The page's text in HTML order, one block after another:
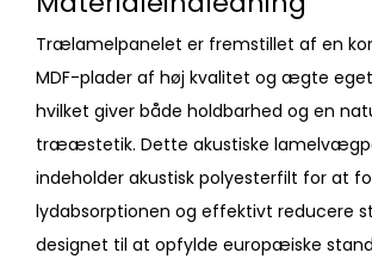
Trælamelpanelet er fremstillet af en
MDF-plader af høj kvalitet og ægte
hvilket giver både holdbarhed og en
trææstetik. Dette akustiske
indeholder akustisk polyesterfilt for at
lydabsorptionen og effektivt reducere
designet til at opfylde europæiske